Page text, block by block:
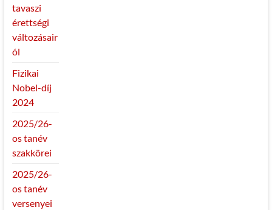
tavaszi
érettségi
változásair
ól
Fizikai
Nobel-díj
2024
2025/26-
os tanév
szakkörei
2025/26-
os tanév
versenyei